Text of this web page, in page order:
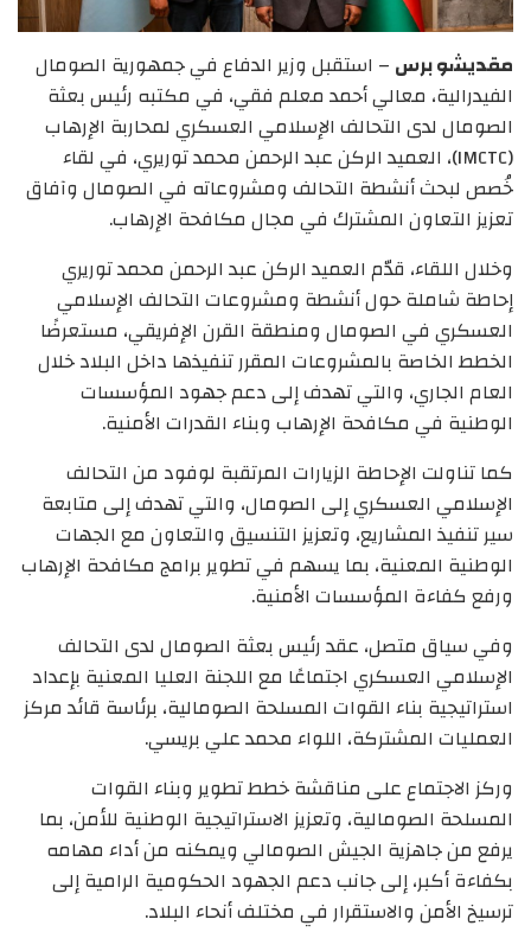
مقديشو برس – استقبل وزير الدفاع في جمهورية الصومال
الفيدرالية، معالي أحمد معلم فقي، في مكتبه رئيس بعثة
الصومال لدى التحالف الإسلامي العسكري لمحاربة الإرهاب
(IMCTC)، العميد الركن عبد الرحمن محمد توريري، في لقاء
خُصص لبحث أنشطة التحالف ومشروعاته في الصومال وآفاق
تعزيز التعاون المشترك في مجال مكافحة الإرهاب.
وخلال اللقاء، قدّم العميد الركن عبد الرحمن محمد توريري
إحاطة شاملة حول أنشطة ومشروعات التحالف الإسلامي
العسكري في الصومال ومنطقة القرن الإفريقي، مستعرضًا
الخطط الخاصة بالمشروعات المقرر تنفيذها داخل البلاد خلال
العام الجاري، والتي تهدف إلى دعم جهود المؤسسات
الوطنية في مكافحة الإرهاب وبناء القدرات الأمنية.
كما تناولت الإحاطة الزيارات المرتقبة لوفود من التحالف
الإسلامي العسكري إلى الصومال، والتي تهدف إلى متابعة
سير تنفيذ المشاريع، وتعزيز التنسيق والتعاون مع الجهات
الوطنية المعنية، بما يسهم في تطوير برامج مكافحة الإرهاب
ورفع كفاءة المؤسسات الأمنية.
وفي سياق متصل، عقد رئيس بعثة الصومال لدى التحالف
الإسلامي العسكري اجتماعًا مع اللجنة العليا المعنية بإعداد
استراتيجية بناء القوات المسلحة الصومالية، برئاسة قائد مركز
العمليات المشتركة، اللواء محمد علي بريسي.
وركز الاجتماع على مناقشة خطط تطوير وبناء القوات
المسلحة الصومالية، وتعزيز الاستراتيجية الوطنية للأمن، بما
يرفع من جاهزية الجيش الصومالي ويمكنه من أداء مهامه
بكفاءة أكبر، إلى جانب دعم الجهود الحكومية الرامية إلى
ترسيخ الأمن والاستقرار في مختلف أنحاء البلاد.